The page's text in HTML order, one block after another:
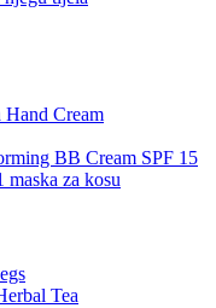
Cream
BB Cream SPF 15
​​za kosu
Tea